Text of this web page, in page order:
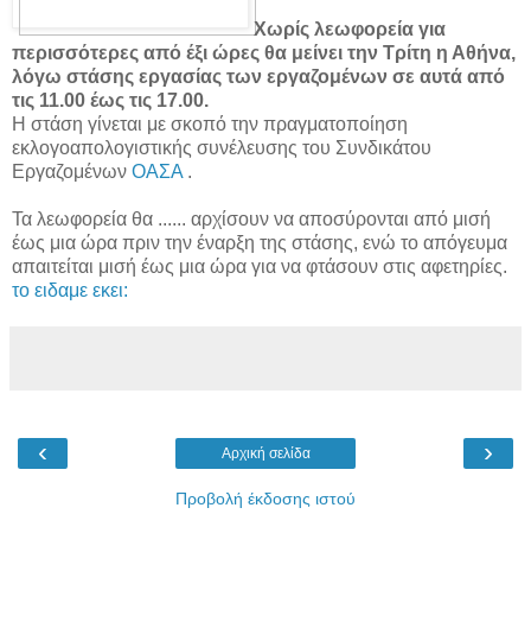
Χωρίς λεωφορεία για
περισσότερες από έξι ώρες θα μείνει την Τρίτη η Αθήνα,
λόγω στάσης εργασίας των εργαζομένων σε αυτά από
τις 11.00 έως τις 17.00.
Η στάση γίνεται με σκοπό την πραγματοποίηση
εκλογοαπολογιστικής συνέλευσης του Συνδικάτου
Εργαζομένων ΟΑΣΑ .
Τα λεωφορεία θα ...... αρχίσουν να αποσύρονται από μισή
έως μια ώρα πριν την έναρξη της στάσης, ενώ το απόγευμα
απαιτείται μισή έως μια ώρα για να φτάσουν στις αφετηρίες.
το ειδαμε εκει:
‹ ›
Αρχική σελίδα
Προβολή έκδοσης ιστού